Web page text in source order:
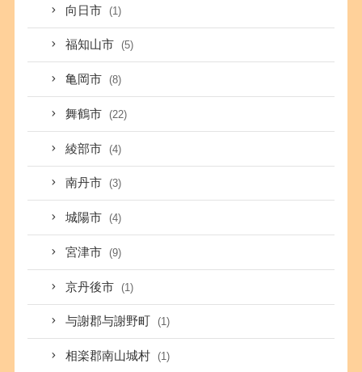
向日市 (1)
福知山市 (5)
亀岡市 (8)
舞鶴市 (22)
綾部市 (4)
南丹市 (3)
城陽市 (4)
宮津市 (9)
京丹後市 (1)
与謝郡与謝野町 (1)
相楽郡南山城村 (1)